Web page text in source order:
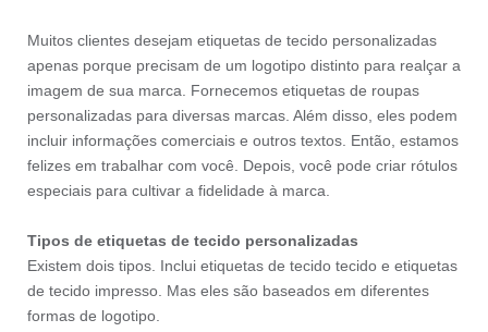
Muitos clientes desejam etiquetas de tecido personalizadas
apenas porque precisam de um logotipo distinto para realçar a
imagem de sua marca. Fornecemos etiquetas de roupas
personalizadas para diversas marcas. Além disso, eles podem
incluir informações comerciais e outros textos. Então, estamos
felizes em trabalhar com você. Depois, você pode criar rótulos
especiais para cultivar a fidelidade à marca.
Tipos de etiquetas de tecido personalizadas
Existem dois tipos. Inclui etiquetas de tecido tecido e etiquetas
de tecido impresso. Mas eles são baseados em diferentes
formas de logotipo.